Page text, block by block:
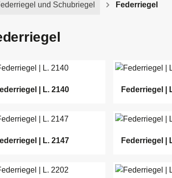
und Schubriegel Federriegel
| L. 2140 Federriegel |
| L. 2147 Federriegel |